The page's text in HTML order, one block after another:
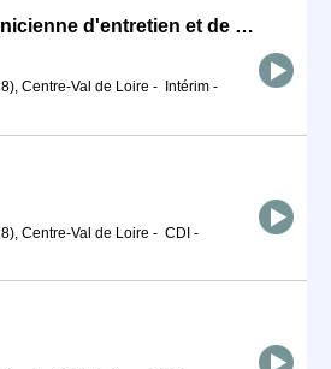
Mécanicien / Mécanicienne d'entretien et de maintenance d'engins (H/F)
Centre-Val de Loire - Intérim -
Centre-Val de Loire - CDI -